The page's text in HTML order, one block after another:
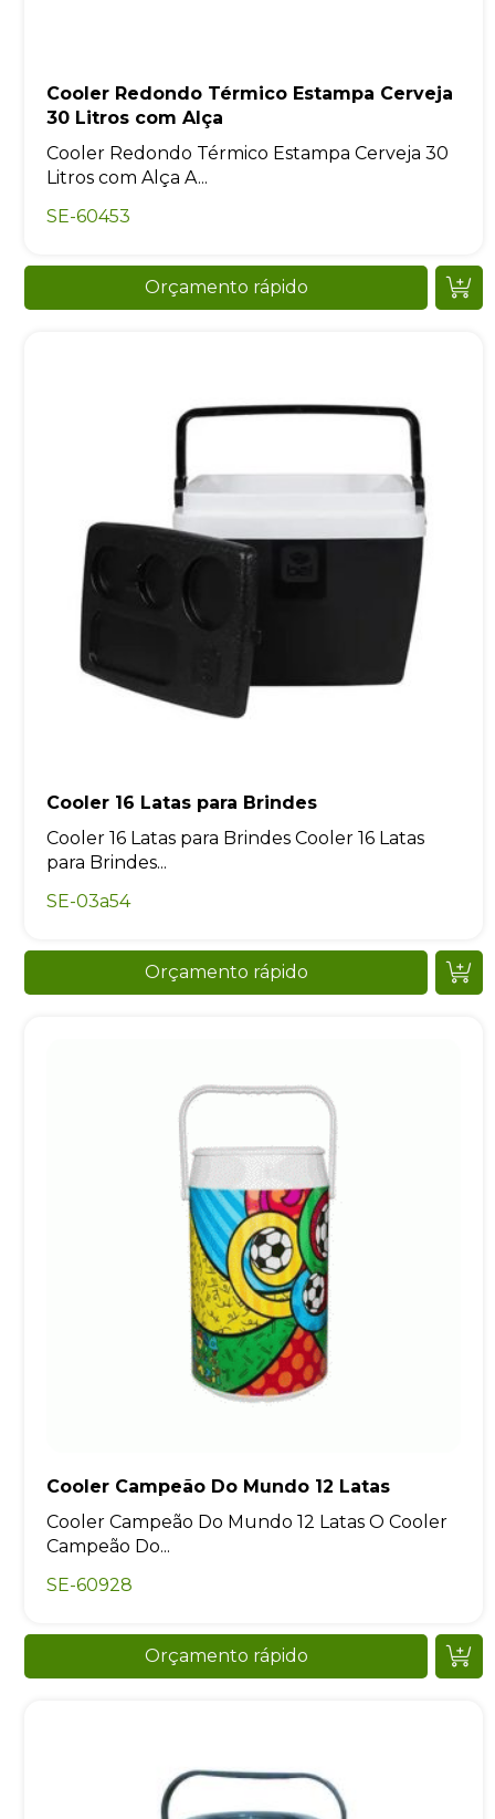
Cooler Redondo Térmico Estampa Cerveja
30 Litros com Alça
Cooler Redondo Térmico Estampa Cerveja 30
Litros com Alça A...
SE-60453
Orçamento rápido
Cooler 16 Latas para Brindes
Cooler 16 Latas para Brindes Cooler 16 Latas
para Brindes...
SE-03a54
Orçamento rápido
Cooler Campeão Do Mundo 12 Latas
Cooler Campeão Do Mundo 12 Latas O Cooler
Campeão Do...
SE-60928
Orçamento rápido